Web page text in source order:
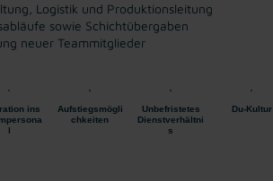
Logistik und Produktionsleitung
sowie Schichtübergaben
neuer Teammitglieder
ins
l
Aufstiegsmögli
chkeiten
Unbefristetes
Dienstverhältni
s
Du-Kultur